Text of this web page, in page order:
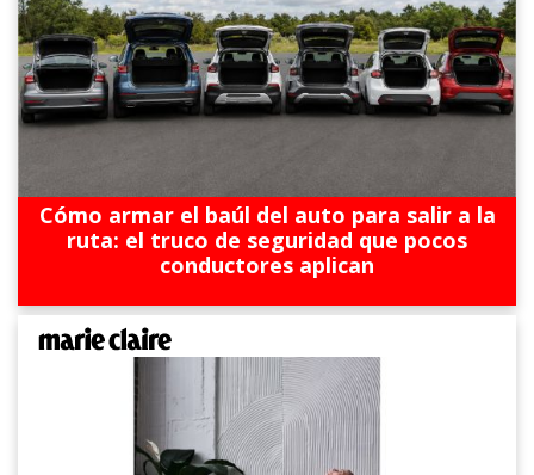
Cómo armar el baúl del auto para salir a la
ruta: el truco de seguridad que pocos
conductores aplican